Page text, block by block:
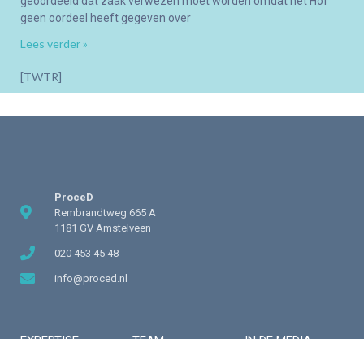
geen oordeel heeft gegeven over
Lees verder »
[TWTR]
ProceD
Rembrandtweg 665 A
1181 GV Amstelveen
020 453 45 48
info@proced.nl